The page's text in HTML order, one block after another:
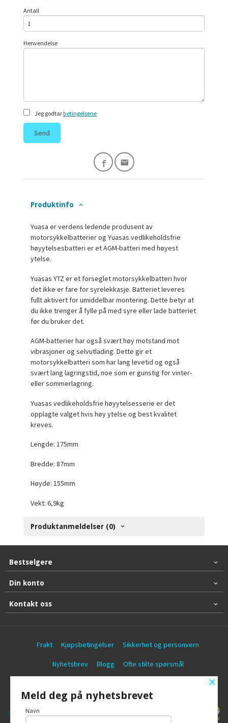
Antall
Henvendelse
Jeg godtarbetingelsene
Send
Produktinfo
Yuasa er verdens ledende produsent av
motorsykkelbatterier og Yuasas vedlikeholdsfrie
høyytelsesbatteri er et AGM-batteri med høyest
ytelse.
Yuasas YTZ er et forseglet motorsykkelbatteri hvor
det ikke er fare for syrelekkasje. Batteriet leveres
fullt aktivert for umiddelbar montering. Dette betyr at
du ikke trenger å fylle på med syre eller lade batteriet
før du bruker det.
AGM-batterier har også svært høy motstand mot
vibrasjoner og selvutlading. Dette gir et
motorsykkelbatteri som har lang levetid og også
svært lang lagringstid, noe som er gunstig for vinter-
eller sommerlagring.
Yuasas vedlikeholdsfrie høyytelsesserie er det
opplagte valget hvis høy ytelse og best kvalitet
kreves.
Lengde: 175mm
Bredde: 87mm
Høyde: 155mm
Vekt: 6,9kg
Produktanmeldelser (0)
Bestselgere
Din konto
Kontakt oss
Frakt Kjøpsbetingelser Sikkerhet og personvern
Nyhetsbrev Blogg Ofte stilte spørsmål
×
Meld deg på nyhetsbrevet
Navn